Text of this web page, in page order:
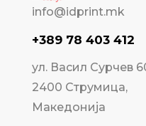
info@idprint.mk
+389 78 403 412
ул. Васил Сурчев
2400 Струмица,
Македонија